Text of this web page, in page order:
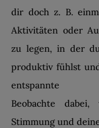
dir doch z. B.
Aktivitäten oder
zu legen, in der
produktiv fühlst
entspannte
Beobachte
Stimmung und